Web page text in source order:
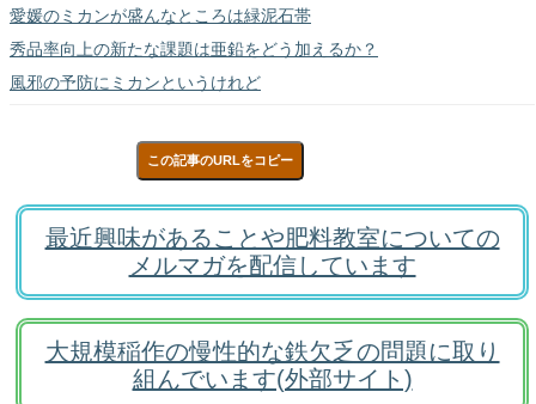
愛媛のミカンが盛んなところは緑泥石帯
秀品率向上の新たな課題は亜鉛をどう加えるか？
風邪の予防にミカンというけれど
この記事のURLをコピー
最近興味があることや肥料教室についての
メルマガを配信しています
大規模稲作の慢性的な鉄欠乏の問題に取り
組んでいます(外部サイト)